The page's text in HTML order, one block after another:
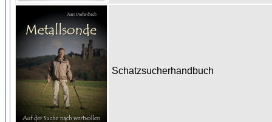
Schatzsucherhandbuch